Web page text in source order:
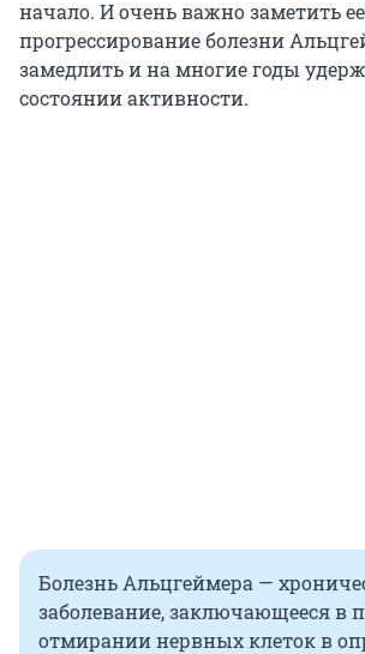
начало. И очень важно заметить
прогрессирование болезни
замедлить и на многие годы
состоянии активности.
Болезнь Альцгеймера —
заболевание, заключающееся в
отмирании нервных клеток в